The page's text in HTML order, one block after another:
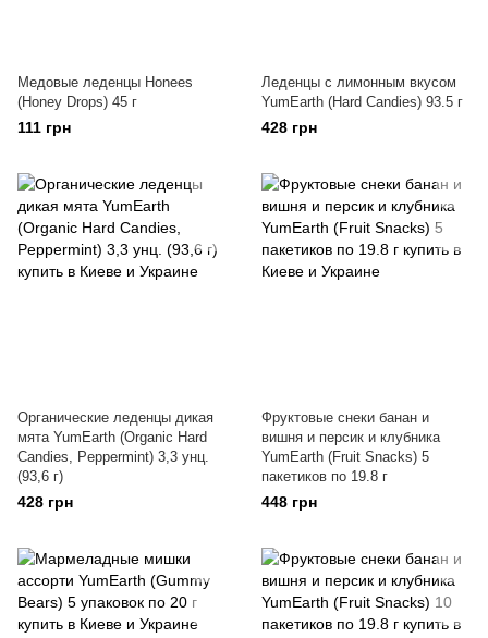
Медовые леденцы Honees
(Honey Drops) 45 г
111 грн
Леденцы с лимонным вкусом
YumEarth (Hard Candies) 93.5 г
428 грн
Органические леденцы дикая
мята YumEarth (Organic Hard
Candies, Peppermint) 3,3 унц.
(93,6 г)
428 грн
Фруктовые снеки банан и
вишня и персик и клубника
YumEarth (Fruit Snacks) 5
пакетиков по 19.8 г
448 грн